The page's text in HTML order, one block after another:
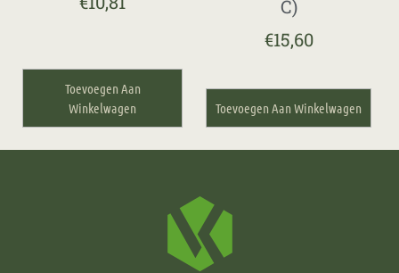
Toevoegen Aan
Winkelwagen
C)
€15,60
Toevoegen Aan Winkelwagen